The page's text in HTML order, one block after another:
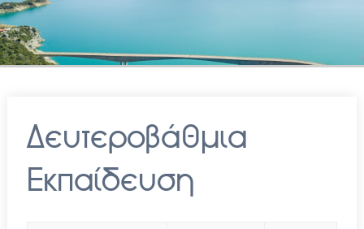
Δευτεροβάθμια
Εκπαίδευση